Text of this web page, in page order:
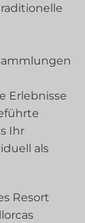
Erlebnisse
Ihr
als
Resort